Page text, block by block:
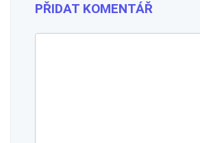
PŘIDAT KOMENTÁŘ